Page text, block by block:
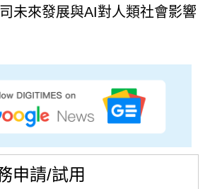
未來發展與AI對人類社會影響
申請/試用